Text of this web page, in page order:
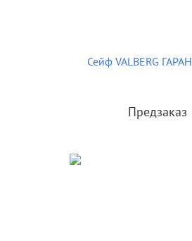
Сейф VALBERG
Предзаказ